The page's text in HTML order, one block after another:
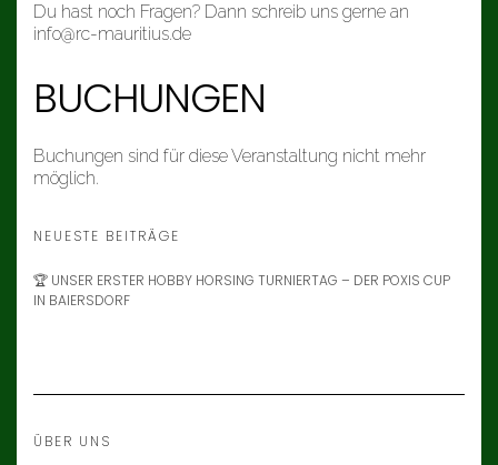
Du hast noch Fragen? Dann schreib uns gerne an
info@rc-mauritius.de
BUCHUNGEN
Buchungen sind für diese Veranstaltung nicht mehr
möglich.
NEUESTE BEITRÄGE
🏆 UNSER ERSTER HOBBY HORSING TURNIERTAG – DER POXIS CUP
IN BAIERSDORF
ÜBER UNS